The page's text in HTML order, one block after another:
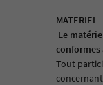
MATERIEL
Le
conformes
Tout